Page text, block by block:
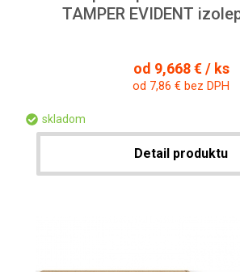
TAMPER EVIDENT
od 9,668 € / ks
od 7,86 € bez DPH
skladom
Detail produktu